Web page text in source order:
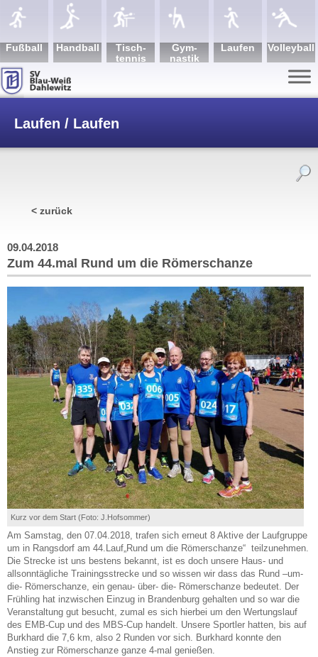
Fuß­ball Hand­ball
Tisch­
tennis
Gym­
nastik
Lau­fen Volley­ball
Laufen / Laufen
< zurück
09.04.2018
Zum 44.mal Rund um die Römerschanze
Kurz vor dem Start (Foto: J.Hofsommer)
Am Samstag, den 07.04.2018, trafen sich erneut 8 Aktive der Laufgruppe
um in Rangsdorf am 44.Lauf„Rund um die Römerschanze“ teilzunehmen.
Die Strecke ist uns bestens bekannt, ist es doch unsere Haus- und
allsonntägliche Trainingsstrecke und so wissen wir dass das Rund –um-
die- Römerschanze, ein genau- über- die- Römerschanze bedeutet. Der
Frühling hat inzwischen Einzug in Brandenburg gehalten und so war die
Veranstaltung gut besucht, zumal es sich hierbei um den Wertungslauf
des EMB-Cup und des MBS-Cup handelt. Unsere Sportler hatten, bis auf
Burkhard die 7,6 km, also 2 Runden vor sich. Burkhard konnte den
Anstieg zur Römerschanze ganze 4-mal genießen.